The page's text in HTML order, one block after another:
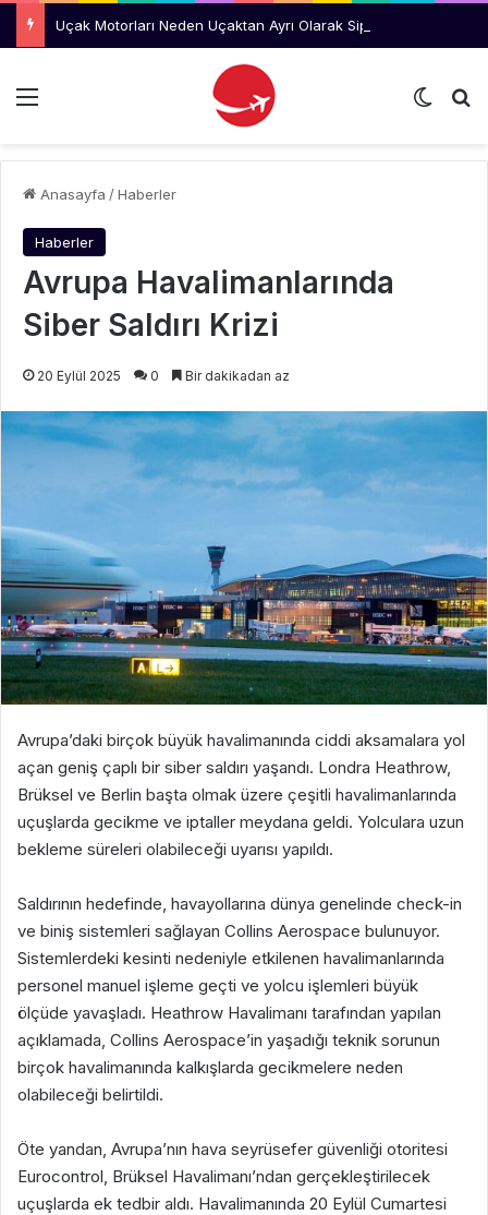
Menü Dış
Anasayfa /Haberler
Haberler
Avrupa Havalimanlarında
Siber Saldırı Krizi
20 Eylül 2025 0 Bir dakikadan az
Avrupa’daki birçok büyük havalimanında ciddi aksamalara yol
açan geniş çaplı bir siber saldırı yaşandı. Londra Heathrow,
Brüksel ve Berlin başta olmak üzere çeşitli havalimanlarında
uçuşlarda gecikme ve iptaller meydana geldi. Yolculara uzun
bekleme süreleri olabileceği uyarısı yapıldı.
Saldırının hedefinde, havayollarına dünya genelinde check-in
ve biniş sistemleri sağlayan Collins Aerospace bulunuyor.
Sistemlerdeki kesinti nedeniyle etkilenen havalimanlarında
personel manuel işleme geçti ve yolcu işlemleri büyük
ölçüde yavaşladı. Heathrow Havalimanı tarafından yapılan
açıklamada, Collins Aerospace’in yaşadığı teknik sorunun
birçok havalimanında kalkışlarda gecikmelere neden
olabileceği belirtildi.
Öte yandan, Avrupa’nın hava seyrüsefer güvenliği otoritesi
Eurocontrol, Brüksel Havalimanı’ndan gerçekleştirilecek
uçuşlarda ek tedbir aldı. Havalimanında 20 Eylül Cumartesi